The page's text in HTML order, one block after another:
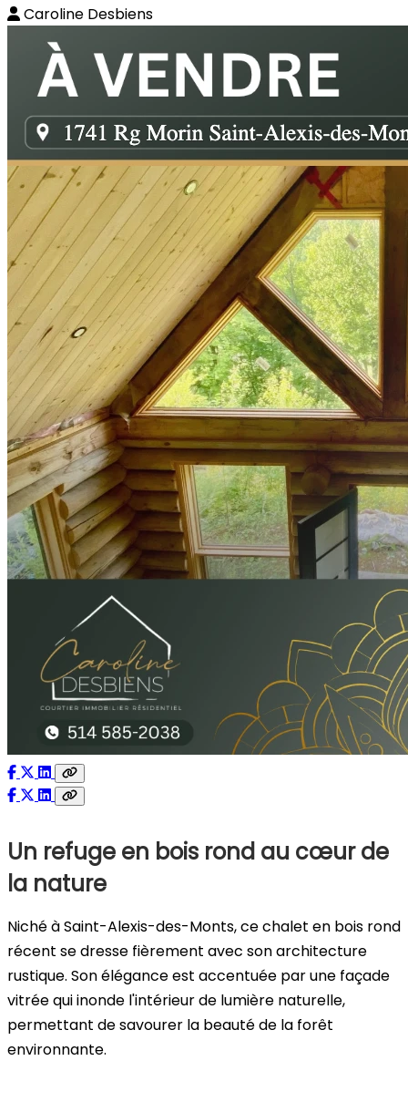
Caroline Desbiens
Un refuge en bois rond au cœur de
la nature
Niché à Saint-Alexis-des-Monts, ce chalet en bois rond
récent se dresse fièrement avec son architecture
rustique. Son élégance est accentuée par une façade
vitrée qui inonde l'intérieur de lumière naturelle,
permettant de savourer la beauté de la forêt
environnante.